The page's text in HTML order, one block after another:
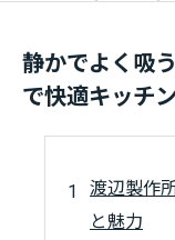
静かでよく吸
で快適キッチ
渡辺製作
と魅力